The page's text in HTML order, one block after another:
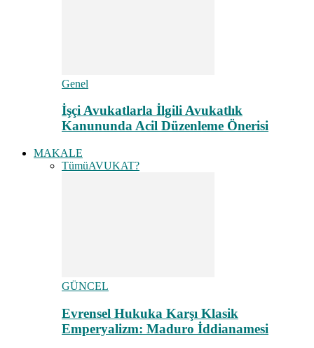
Genel
İşçi Avukatlarla İlgili Avukatlık
Kanununda Acil Düzenleme Önerisi
MAKALE
TümüAVUKAT?
GÜNCEL
Evrensel Hukuka Karşı Klasik
Emperyalizm: Maduro İddianamesi